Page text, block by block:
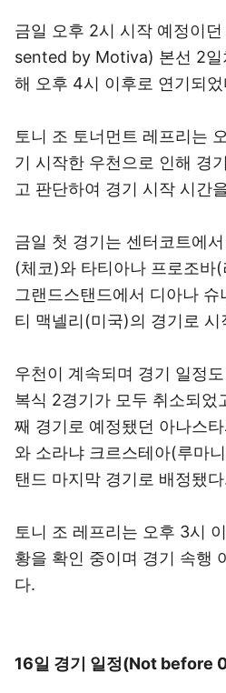
금일 오후 2시 시작 예정이
sented by Motiva) 본선 2일
해 오후 4시 이후로 연기되었
토니 조 토너먼트 레프리는
기 시작한 우천으로 인해 경
고 판단하여 경기 시작 시간
금일 첫 경기는 센터코트에
(체코)와 타티아나 프로조바
그랜드스탠드에서 디아나
티 맥넬리(미국)의 경기로 시
우천이 계속되며 경기 일정
복식 2경기가 모두 취소되었
째 경기로 예정됐던 아나스
와 소라냐 크르스테아(루마
탠드 마지막 경기로 배정됐
토니 조 레프리는 오후 3시
황을 확인 중이며 경기 속행
다.
16일 경기 일정(Not before